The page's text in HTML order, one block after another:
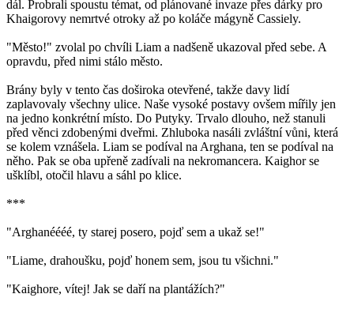
dál. Probrali spoustu témat, od plánované invaze přes dárky pro
Khaigorovy nemrtvé otroky až po koláče mágyně Cassiely.
"Město!" zvolal po chvíli Liam a nadšeně ukazoval před sebe. A
opravdu, před nimi stálo město.
Brány byly v tento čas doširoka otevřené, takže davy lidí
zaplavovaly všechny ulice. Naše vysoké postavy ovšem mířily jen
na jedno konkrétní místo. Do Putyky. Trvalo dlouho, než stanuli
před věnci zdobenými dveřmi. Zhluboka nasáli zvláštní vůni, která
se kolem vznášela. Liam se podíval na Arghana, ten se podíval na
něho. Pak se oba upřeně zadívali na nekromancera. Kaighor se
ušklíbl, otočil hlavu a sáhl po klice.
***
"Arghanéééé, ty starej posero, pojď sem a ukaž se!"
"Liame, drahoušku, pojď honem sem, jsou tu všichni."
"Kaighore, vítej! Jak se daří na plantážích?"